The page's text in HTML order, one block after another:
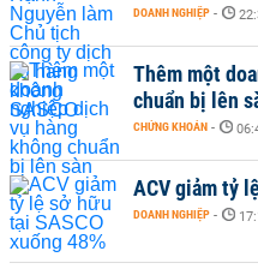
DOANH NGHIỆP -
Thêm một
chuẩn bị lên
CHỨNG KHOÁN -
ACV giảm tỷ
DOANH NGHIỆP -